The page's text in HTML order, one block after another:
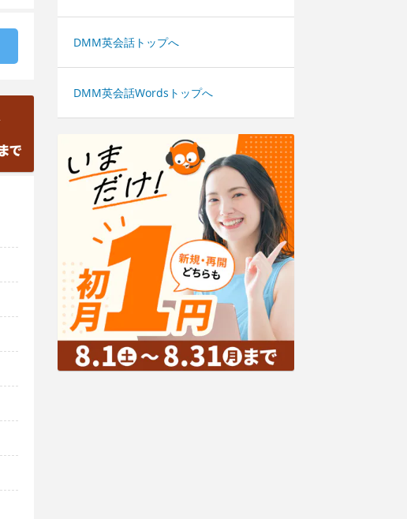
DMM英会話トップへ
DMM英会話Wordsトップへ